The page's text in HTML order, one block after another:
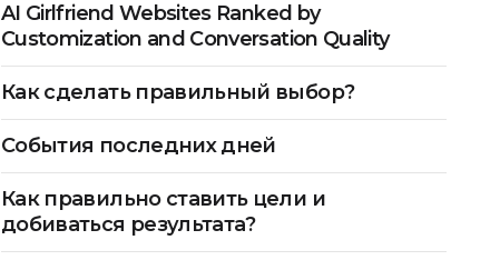
AI Girlfriend Websites Ranked by
Customization and Conversation Quality
Как сделать правильный выбор?
События последних дней
Как правильно ставить цели и
добиваться результата?